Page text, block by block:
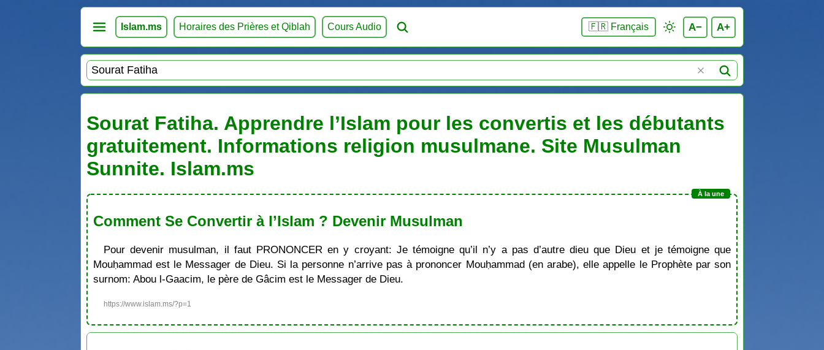
Islam.ms Horaires des Prières et Qiblah Cours Audio 🇫🇷 Français A− A+
Sourat Fatiha. Apprendre l’Islam pour les convertis et les débutants
gratuitement. Informations religion musulmane. Site Musulman
Sunnite. Islam.ms
Comment Se Convertir à l’Islam ? Devenir Musulman
Pour devenir musulman, il faut PRONONCER en y croyant: Je témoigne qu’il n’y a pas d’autre dieu que Dieu et je témoigne que
Mouḥammad est le Messager de Dieu. Si la personne n’arrive pas à prononcer Mouḥammad (en arabe), elle appelle le Prophète par son
surnom: Abou l-Gaacim, le père de Gâcim est le Messager de Dieu.
https://www.islam.ms/?p=1